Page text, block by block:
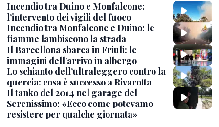
Incendio tra Duino e Monfalcone:
l’intervento dei vigili del fuoco
Incendio tra Monfalcone e Duino: le
fiamme lambiscono la strada
Il Barcellona sbarca in Friuli: le
immagini dell'arrivo in albergo
Lo schianto dell’ultraleggero contro la
quercia: cosa è successo a Rivarotta
Il tanko del 2014 nel garage del
Serenissimo: «Ecco come potevamo
resistere per qualche giornata»